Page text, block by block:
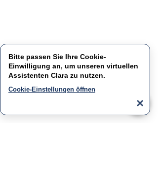
×
Bitte passen Sie Ihre Cookie-
Einwilligung an, um unseren virtuellen
Assistenten Clara zu nutzen.
Cookie-Einstellungen öffnen